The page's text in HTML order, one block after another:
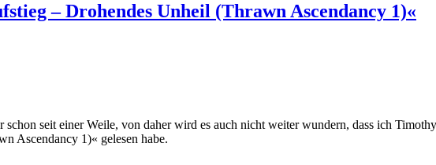
– Drohendes Unheil (Thrawn Ascendancy 1)«
seit einer Weile, von daher wird es auch nicht weiter wundern, dass ich
Ascendancy 1)« gelesen habe.